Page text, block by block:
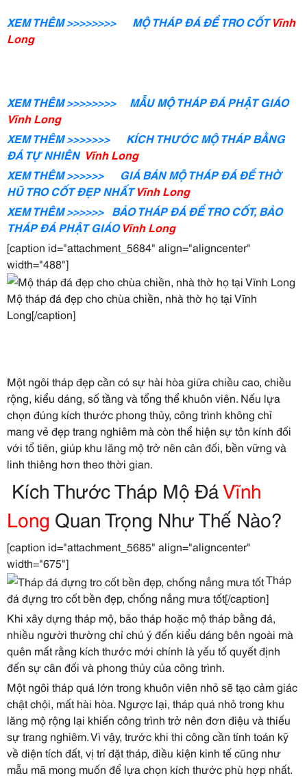
XEM THÊM >>>>>>>> MỘ THÁP ĐÁ ĐỂ TRO CỐTVĩnh
Long
XEM THÊM >>>>>>>> MẪU MỘ THÁP ĐÁ PHẬTGIÁO
Vĩnh Long
XEM THÊM >>>>>>> KÍCH THƯỚC MỘ THÁP BẰNG
ĐÁ TỰ NHIÊN Vĩnh Long
XEM THÊM >>>>>> GIÁ BÁN MỘ THÁP ĐÁ ĐỂ THỜ
HŨ TRO CỐT ĐẸP NHẤTVĩnh Long
XEM THÊM >>>>>> BẢO THÁP ĐÁ ĐỂ TRO CỐT, BẢO
THÁP ĐÁ PHẬT GIÁOVĩnh Long
[caption id="attachment_5684" align="aligncenter"
width="488"]
Mộ tháp đá đẹp cho chùa chiền, nhà thờ họ tại Vĩnh
Long[/caption]
Một ngôi tháp đẹp cần có sự hài hòa giữa chiều cao, chiều
rộng, kiểu dáng, số tầng và tổng thể khuôn viên. Nếu lựa
chọn đúng kích thước phong thủy, công trình không chỉ
mang vẻ đẹp trang nghiêm mà còn thể hiện sự tôn kính đối
với tổ tiên, giúp khu lăng mộ trở nên cân đối, bền vững và
linh thiêng hơn theo thời gian.
Kích Thước Tháp Mộ ĐáVĩnh
Long Quan Trọng Như Thế Nào?
[caption id="attachment_5685" align="aligncenter"
width="675"]
Tháp
đá đựng tro cốt bền đẹp, chống nắng mưa tốt[/caption]
Khi xây dựng tháp mộ, bảo tháp hoặc mộ tháp bằng đá,
nhiều người thường chỉ chú ý đến kiểu dáng bên ngoài mà
quên mất rằng kích thước mới chính là yếu tố quyết định
đến sự cân đối và phong thủy của công trình.
Một ngôi tháp quá lớn trong khuôn viên nhỏ sẽ tạo cảm giác
chật chội, mất hài hòa. Ngược lại, tháp quá nhỏ trong khu
lăng mộ rộng lại khiến công trình trở nên đơn điệu và thiếu
sự trang nghiêm. Vì vậy, trước khi thi công cần tính toán kỹ
về diện tích đất, vị trí đặt tháp, điều kiện kinh tế cũng như
mẫu mã mong muốn để lựa chọn kích thước phù hợp nhất.